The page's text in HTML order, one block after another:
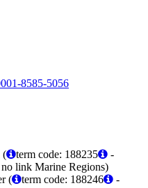
8585-5056
(
term code: 188235
-
link Marine Regions)
(
term code: 188246
-